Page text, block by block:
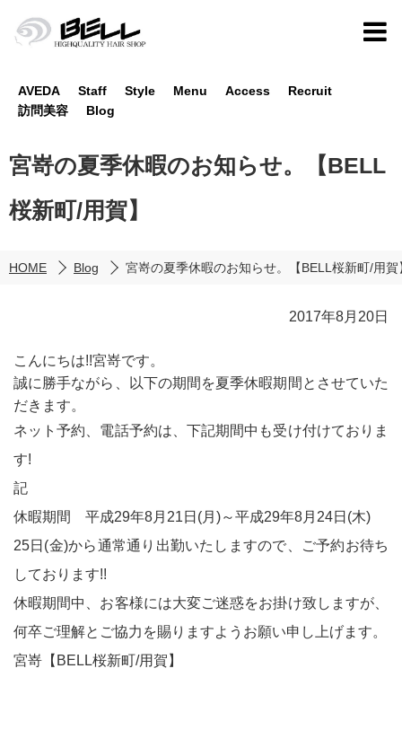
AVEDA Staff Style Menu Access
Recruit
訪問美容
Blog
宮嵜の夏季休暇のお知らせ。【BELL
桜新町/用賀】
HOME Blog 宮嵜の夏季休暇のお知らせ。【BELL桜新町/用賀
2017年8月20日
こんにちは!!宮嵜です。
誠に勝手ながら、以下の期間を夏季休暇期間とさせていた
だきます。
ネット予約、電話予約は、下記期間中も受け付けておりま
す!
記
休暇期間 平成29年8月21日(月)～平成29年8月24日(木)
25日(金)から通常通り出勤いたしますので、ご予約お待ち
しております!!
休暇期間中、お客様には大変ご迷惑をお掛け致しますが、
何卒ご理解とご協力を賜りますようお願い申し上げます。
宮嵜【BELL桜新町/用賀】